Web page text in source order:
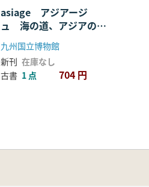
asiage アジアージ
ュ 海の道、アジアの
路 ビジュアルガイド
九州国立博物館
新刊 在庫なし
古書 1 点 704 円